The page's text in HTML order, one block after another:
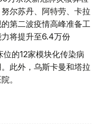
尔苏丹、阿特劳、卡拉
第二波疫情高峰准备工
将提升至6.4万份
的12家模块化传染病
此外，乌斯卡曼和塔拉
。